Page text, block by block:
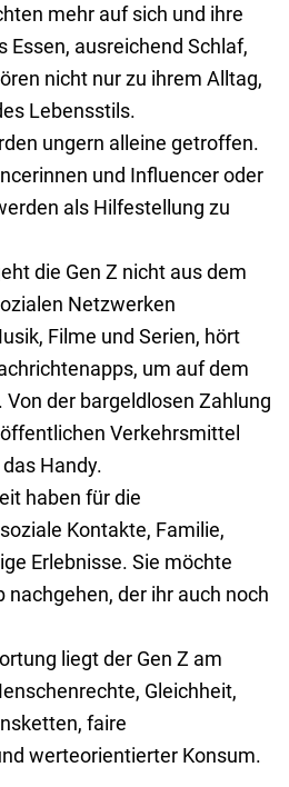
mehr auf sich und ihre
Essen, ausreichend Schlaf,
nicht nur zu ihrem Alltag,
Lebensstils.
ungern alleine getroffen.
und Influencer oder
als Hilfestellung zu
die Gen Z nicht aus dem
Netzwerken
Filme und Serien, hört
um auf dem
der bargeldlosen Zahlung
Verkehrsmittel
Handy.
haben für die
Kontakte, Familie,
Erlebnisse. Sie möchte
der ihr auch noch
liegt der Gen Z am
Gleichheit,
faire
werteorientierter Konsum.